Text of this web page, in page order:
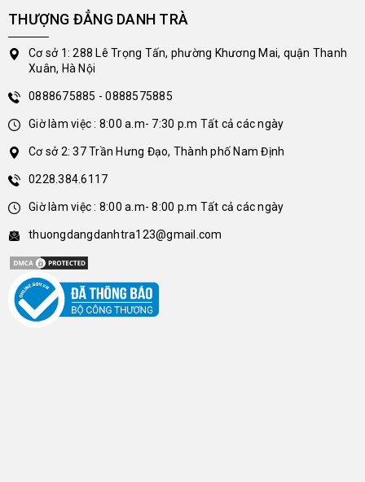
THƯỢNG ĐẲNG DANH TRÀ
Cơ sở 1: 288 Lê Trọng Tấn, phường Khương Mai, quận Thanh
Xuân, Hà Nội
0888675885 - 0888575885
Giờ làm việc : 8:00 a.m- 7:30 p.m Tất cả các ngày
Cơ sở 2: 37 Trần Hưng Đạo, Thành phố Nam Định
0228.384.6117
Giờ làm việc : 8:00 a.m- 8:00 p.m Tất cả các ngày
thuongdangdanhtra123@gmail.com